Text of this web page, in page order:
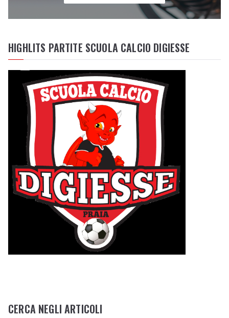
HIGHLITS PARTITE SCUOLA CALCIO DIGIESSE
CERCA NEGLI ARTICOLI